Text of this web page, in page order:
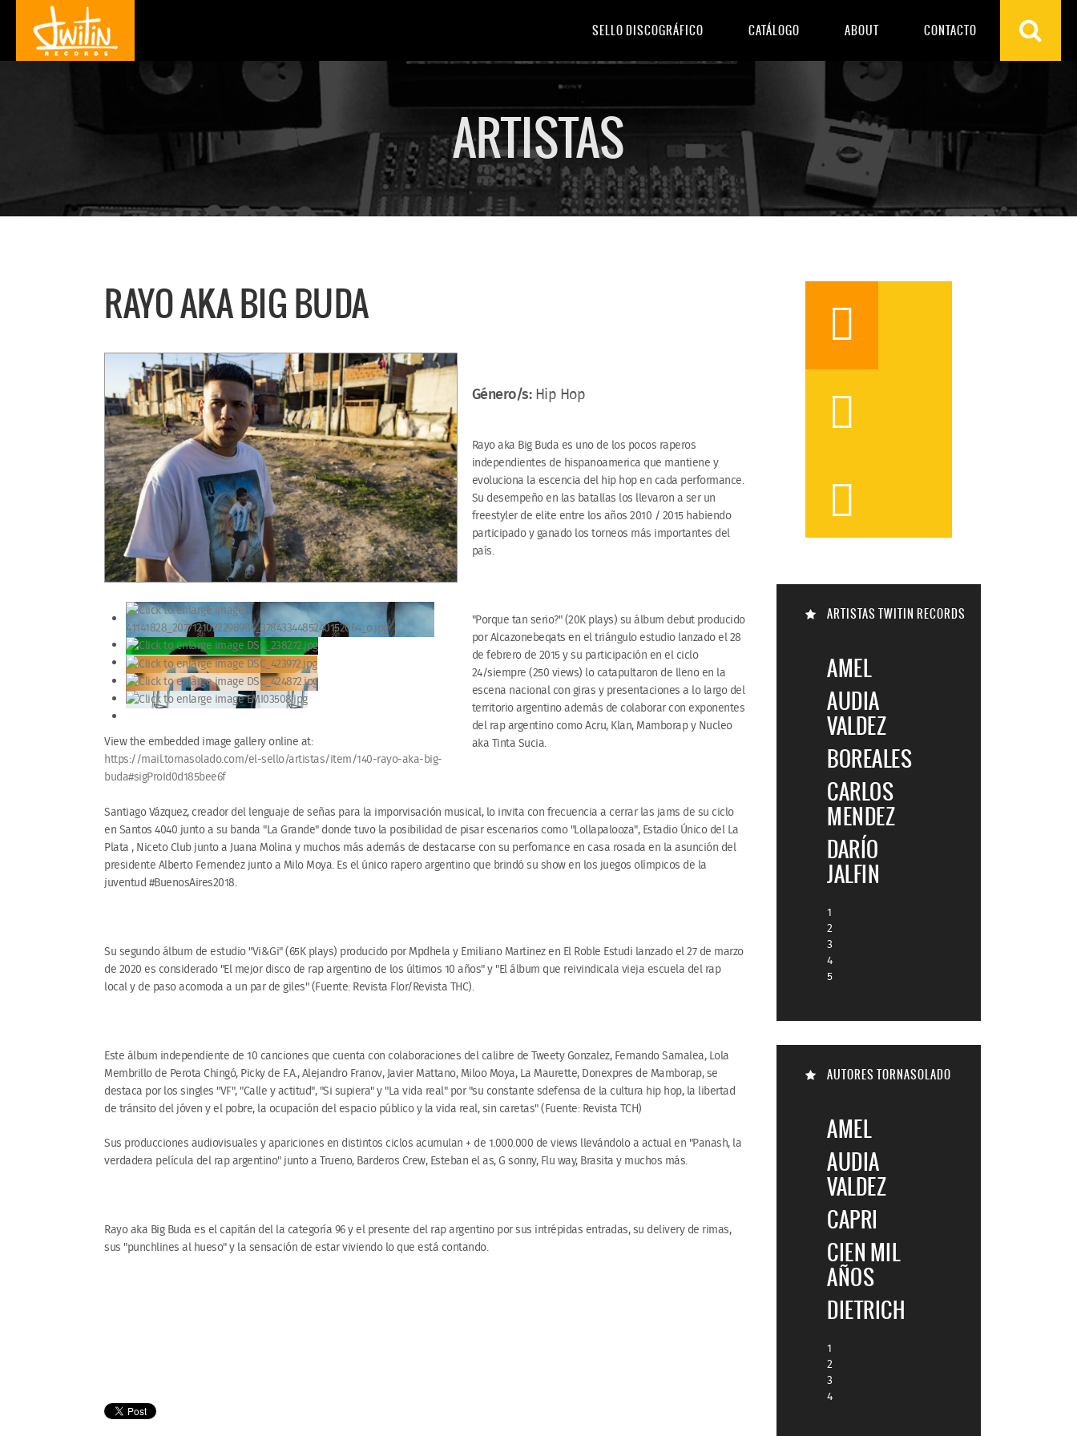
SELLO DISCOGRÁFICO CATÁLOGO ABOUT CONTACTO
ARTISTAS
RAYO AKA BIG BUDA
View the embedded image gallery online at:
https://mail.tornasolado.com/el-sello/artistas/item/140-rayo-aka-big-
buda#sigProId0d185bee6f
Género/s: Hip Hop
Rayo aka Big Buda es uno de los pocos raperos
independientes de hispanoamerica que mantiene y
evoluciona la escencia del hip hop en cada performance.
Su desempeño en las batallas los llevaron a ser un
freestyler de elite entre los años 2010 / 2015 habiendo
participado y ganado los torneos más importantes del
país.
"Porque tan serio?" (20K plays) su álbum debut producido
por Alcazonebeqats en el triángulo estudio lanzado el 28
de febrero de 2015 y su participación en el ciclo
24/siempre (250 views) lo catapultaron de lleno en la
escena nacional con giras y presentaciones a lo largo del
territorio argentino además de colaborar con exponentes
del rap argentino como Acru, Klan, Mamborap y Nucleo
aka Tinta Sucia.
Santiago Vázquez, creador del lenguaje de señas para la imporvisación musical, lo invita con frecuencia a cerrar las jams de su ciclo
en Santos 4040 junto a su banda "La Grande" donde tuvo la posibilidad de pisar escenarios como "Lollapalooza", Estadio Único del La
Plata , Niceto Club junto a Juana Molina y muchos más además de destacarse con su perfomance en casa rosada en la asunción del
presidente Alberto Fernendez junto a Milo Moya. Es el único rapero argentino que brindó su show en los juegos olímpicos de la
juventud #BuenosAires2018.
Su segundo álbum de estudio "Vi&Gi" (65K plays) producido por Mpdhela y Emiliano Martinez en El Roble Estudi lanzado el 27 de marzo
de 2020 es considerado "El mejor disco de rap argentino de los últimos 10 años" y "El álbum que reivindicala vieja escuela del rap
local y de paso acomoda a un par de giles" (Fuente: Revista Flor/Revista THC).
Este álbum independiente de 10 canciones que cuenta con colaboraciones del calibre de Tweety Gonzalez, Fernando Samalea, Lola
Membrillo de Perota Chingó, Picky de F.A., Alejandro Franov, Javier Mattano, Miloo Moya, La Maurette, Donexpres de Mamborap, se
destaca por los singles "VF", "Calle y actitud", "Si supiera" y "La vida real" por "su constante sdefensa de la cultura hip hop, la libertad
de tránsito del jóven y el pobre, la ocupación del espacio público y la vida real, sin caretas" (Fuente: Revista TCH)
Sus producciones audiovisuales y apariciones en distintos ciclos acumulan + de 1.000.000 de views llevándolo a actual en "Panash, la
verdadera película del rap argentino" junto a Trueno, Barderos Crew, Esteban el as, G sonny, Flu way, Brasita y muchos más.
Rayo aka Big Buda es el capitán del la categoría 96 y el presente del rap argentino por sus intrépidas entradas, su delivery de rimas,
sus "punchlines al hueso" y la sensación de estar viviendo lo que está contando.





ARTISTAS TWITIN RECORDS
AMEL
AUDIA
VALDEZ
BOREALES
CARLOS
MENDEZ
DARÍO
JALFIN
1
2
3
4
5
AUTORES TORNASOLADO
AMEL
AUDIA
VALDEZ
CAPRI
CIEN MIL
AÑOS
DIETRICH
1
2
3
4